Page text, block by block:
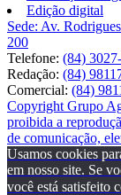
Edição digital
Sede: Av.
200
Telefone: (84)
Redação: (84)
Comercial: (84)
Copyright Grupo
proibida a
de comunicação,
Usamos cookies
em nosso site. Se
você está satisfeito